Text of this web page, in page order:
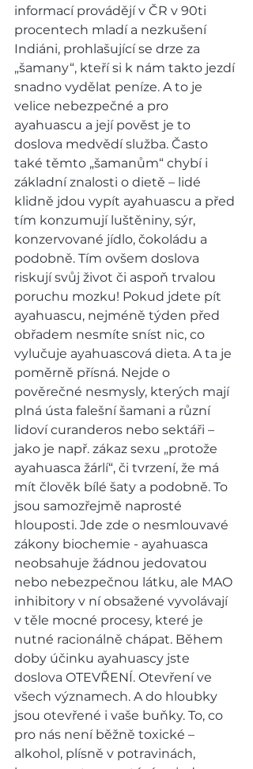
informací provádějí v ČR v 90ti
procentech mladí a nezkušení
Indiáni, prohlašující se drze za
„šamany“, kteří si k nám takto jezdí
snadno vydělat peníze. A to je
velice nebezpečné a pro
ayahuascu a její pověst je to
doslova medvědí služba. Často
také těmto „šamanům“ chybí i
základní znalosti o dietě – lidé
klidně jdou vypít ayahuascu a před
tím konzumují luštěniny, sýr,
konzervované jídlo, čokoládu a
podobně. Tím ovšem doslova
riskují svůj život či aspoň trvalou
poruchu mozku! Pokud jdete pít
ayahuascu, nejméně týden před
obřadem nesmíte sníst nic, co
vylučuje ayahuascová dieta. A ta je
poměrně přísná. Nejde o
pověrečné nesmysly, kterých mají
plná ústa falešní šamani a různí
lidoví curanderos nebo sektáři –
jako je např. zákaz sexu „protože
ayahuasca žárlí“, či tvrzení, že má
mít člověk bílé šaty a podobně. To
jsou samozřejmě naprosté
hlouposti. Jde zde o nesmlouvavé
zákony biochemie - ayahuasca
neobsahuje žádnou jedovatou
nebo nebezpečnou látku, ale MAO
inhibitory v ní obsažené vyvolávají
v těle mocné procesy, které je
nutné racionálně chápat. Během
doby účinku ayahuascy jste
doslova OTEVŘENÍ. Otevření ve
všech významech. A do hloubky
jsou otevřené i vaše buňky. To, co
pro nás není běžně toxické –
alkohol, plísně v potravinách,